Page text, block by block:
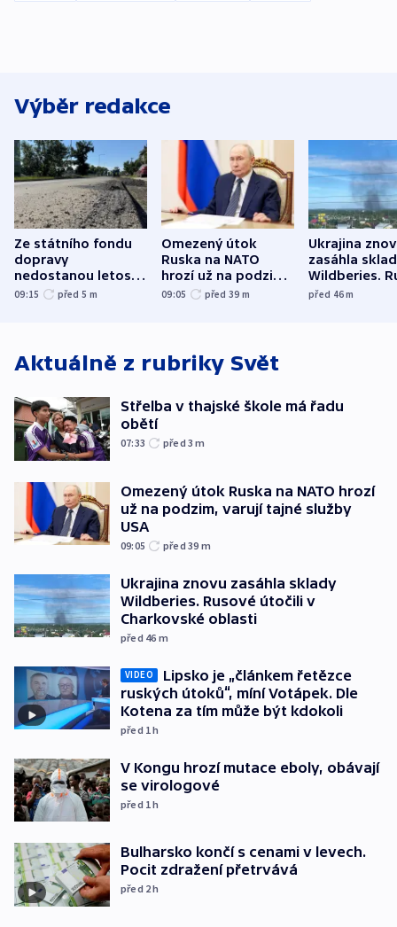
Výběr redakce
Ze státního fondu
dopravy
nedostanou letos
kraje na silnice ani
09:15 před 5 m
Omezený útok
Ruska na NATO
hrozí už na podzim,
varují tajné služby
09:05 před 39 m
Ukrajina
zasáhla
Wildberies.
útočili v
před 46m
Aktuálně z rubriky Svět
Střelba v thajské škole má řadu
obětí
07:33 před 3m
Omezený útok Ruska na NATO hrozí
už na podzim, varují tajné služby
USA
09:05 před 39 m
Ukrajina znovu zasáhla sklady
Wildberies. Rusové útočili v
Charkovské oblasti
před 46 m
VIDEO
Lipsko je „článkem řetězce
ruských útoků“, míní Votápek. Dle
Kotena za tím může být kdokoli
před 1h
V Kongu hrozí mutace eboly, obávají
se virologové
před 1h
Bulharsko končí s cenami v levech.
Pocit zdražení přetrvává
před 2h